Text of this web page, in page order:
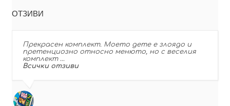
ОТЗИВИ
Прекрасен комплект. Моето дете е злоядо и
претенциозно относно менюто, но с веселия
комплект …
Всички отзиви